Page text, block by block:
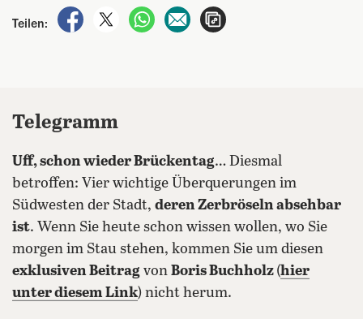
Teilen:
auf Facebook teilen
auf X teilenper WhatsApp teilen
per E-Mail teilen
Telegramm
Uff, schon wieder Brückentag… Diesmal
betroffen: Vier wichtige Überquerungen im
Südwesten der Stadt, deren Zerbröseln absehbar
ist. Wenn Sie heute schon wissen wollen, wo Sie
morgen im Stau stehen, kommen Sie um diesen
exklusiven Beitrag von Boris Buchholz (hier
unter diesem Link) nicht herum.